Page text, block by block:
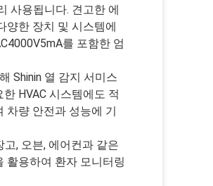
사용됩니다. 견고한 에
양한 장치 및 시스템에
를 포함한 엄
Shinin 열 감지 서미스
HVAC 시스템에도 적
차량 안전과 성능에 기
, 오븐, 에어컨과 같은
활용하여 환자 모니터링